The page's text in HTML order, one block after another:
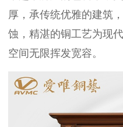
厚，承传统优雅的建筑
蚀，精湛的铜工艺为现
空间无限挥发宽容。